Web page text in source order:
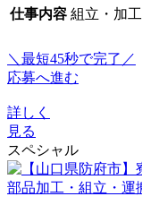
仕事内容 組立・加
＼最短45秒で完了／
応募へ進む
詳しく
見る
スペシャル